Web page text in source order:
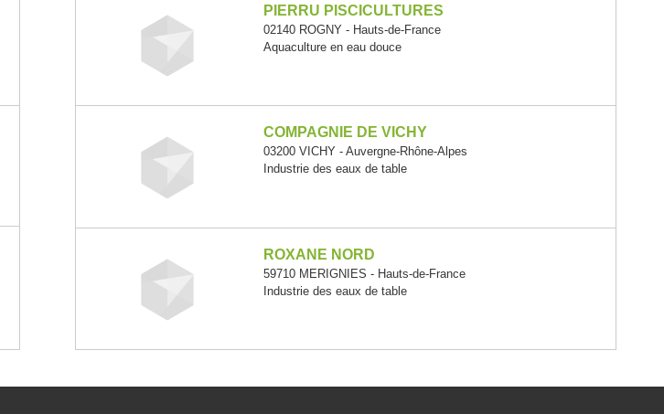
PIERRU PISCICULTURES
02140 ROGNY - Hauts-de-France
Aquaculture en eau douce
COMPAGNIE DE VICHY
03200 VICHY - Auvergne-Rhône-Alpes
Industrie des eaux de table
ROXANE NORD
59710 MERIGNIES - Hauts-de-France
Industrie des eaux de table